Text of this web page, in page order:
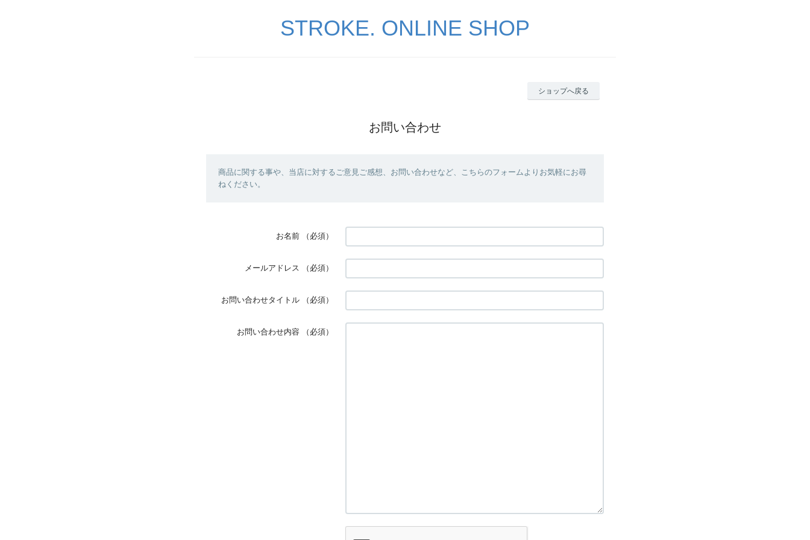
STROKE. ONLINE SHOP
ショップへ戻る
お問い合わせ
商品に関する事や、当店に対するご意見ご感想、お問い合わせなど、こちらのフォームよりお気軽にお尋
ねください。
お名前 （必須）
メールアドレス （必須）
お問い合わせタイトル （必須）
お問い合わせ内容 （必須）